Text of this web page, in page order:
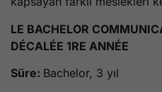
LE BACHELOR
DÉCALÉE 1RE ANNÉE
Süre: Bachelor, 3 yıl